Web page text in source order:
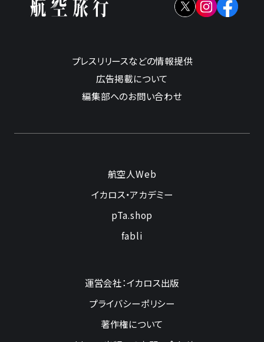
プレスリリースなどの情報提供
広告掲載について
編集部へのお問い合わせ
航空人Web
イカロス・アカデミー
pTa.shop
fabli
運営会社：イカロス出版
プライバシーポリシー
著作権について